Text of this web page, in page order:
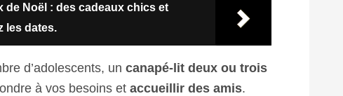
de Noël : des cadeaux chics et
les dates.
d’adolescents, un canapé-lit deux ou trois
à vos besoins et accueillir des amis.